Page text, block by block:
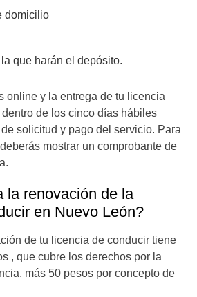
domicilio
que harán el depósito.
online y la entrega de tu licencia
dentro de los cinco días hábiles
solicitud y pago del servicio. Para
mostrar un comprobante de
la renovación de la
en Nuevo León?
de tu licencia de conducir tiene
, que cubre los derechos por la
más 50 pesos por concepto de